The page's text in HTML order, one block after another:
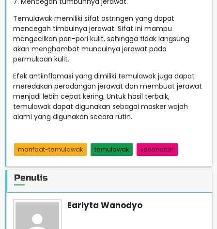
Temulawak memiliki sifat astringen yang dapat
mencegah timbulnya jerawat. Sifat ini mampu
mengecilkan pori-pori kulit, sehingga tidak langsung
akan menghambat munculnya jerawat pada
permukaan kulit.
Efek antiinflamasi yang dimiliki temulawak juga dapat
meredakan peradangan jerawat dan membuat jerawat
menjadi lebih cepat kering. Untuk hasil terbaik,
temulawak dapat digunakan sebagai masker wajah
alami yang digunakan secara rutin.
manfaat-temulawak temulawak kesehatan
Penulis
Earlyta Wanodyo